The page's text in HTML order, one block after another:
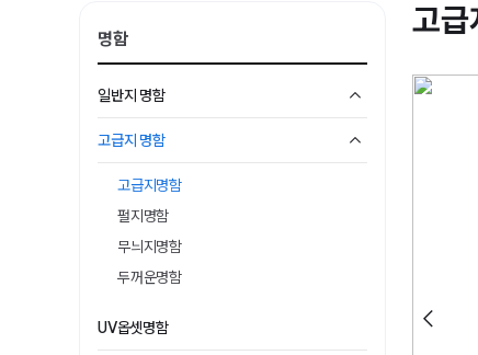
명함
일반지 명함
고급지 명함
고급지명함
펄지명함
무늬지명함
두꺼운명함
UV옵셋명함
고급